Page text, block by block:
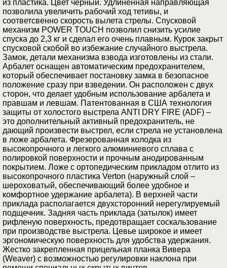
из пластика. Цвет черный. Удлиненная направляющая
позволила увеличить рабочий ход тетивы, и
соответсвенно скорость вылета стрелы. Спусковой
механизм POWER TOUCH позволил снизить усилие
спуска до 2,3 кг и сделал его очень плавным. Курок закрыт
спусковой скобой во избежание случайного выстрела.
Замок, детали механизма взвода изготовлены из стали.
Арбалет оснащен автоматическим предохранителем,
который обеспечивает постановку замка в безопасное
положение сразу при взведении. Он расположен с двух
сторон, что делает удобным использование арбалета и
правшам и левшам. Патентованная в США технология
защиты от холостого выстрела ANTI DRY FIRE (ADF) –
это дополнительный активный предохранитель, не
дающий произвести выстрел, если стрела не установлена
в ложе арбалета. Фрезерованная колодка из
высокопрочного и легкого алюминиевого сплава с
полировкой поверхности и прочным анодированным
покрытием. Ложе с ортопедическим прикладом отлито из
высокопрочного пластика Verton (наружный слой –
шероховатый, обеспечивающий более удобное и
комфортное удержание арбалета). В верхней части
приклада располагается двухсторонний нерегулируемый
подщечник. Задняя часть приклада (затылок) имеет
рифленую поверхность, предотвращает соскальзование
при производстве выстрела. Цевье широкое и имеет
эргономическую поверхность для удобства удержания.
Жестко закрепленная прицельная планка Вивера
(Weaver) с возможностью регулировки наклона при